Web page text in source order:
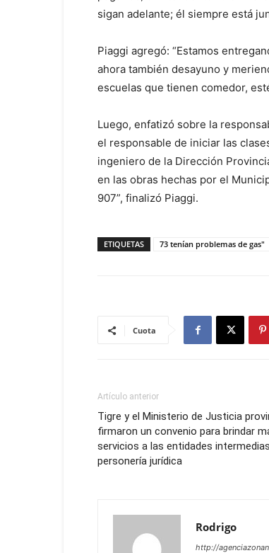
sigan adelante; él siempre está
Piaggi agregó: “Estamos
ahora también desayuno y
escuelas que tienen comedor,
Luego, enfatizó sobre la
el responsable de iniciar las
ingeniero de la Dirección
en las obras hechas por el
907”, finalizó Piaggi.
ETIQUETAS 73 tenían problemas de gas"
Cuota
Artículo anterior
Tigre y el Ministerio de Justicia
firmaron un convenio para brindar
servicios a las entidades
personería jurídica
Rodrigo
http://